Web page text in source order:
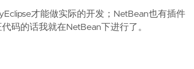
才能做实际的开发；NetBean也有插件
码的话我就在NetBean下进行了。